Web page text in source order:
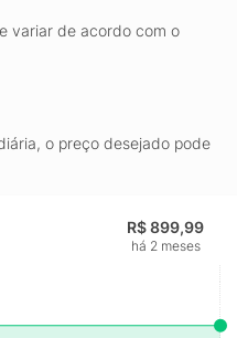
variar de acordo com o
o preço desejado pode
R$ 899,99
há 2 meses